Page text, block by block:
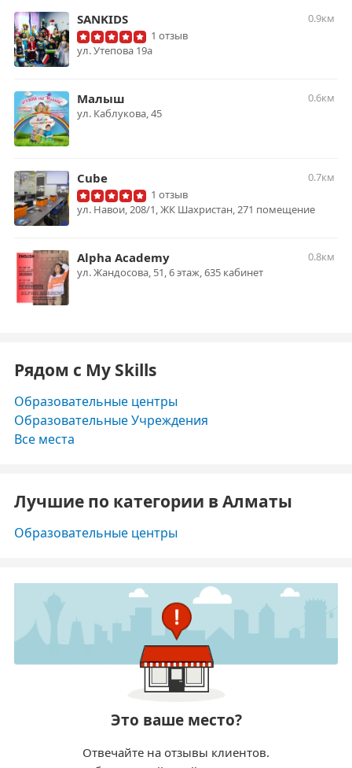
SANKIDS
0.9км
1 отзыв
ул. Утепова 19a
Малыш
0.6км
ул. Каблукова, 45
Cube
0.7км
1 отзыв
ул. Навои, 208/1, ЖК Шахристан, 271 помещение
Alpha Academy
0.8км
ул. Жандосова, 51, 6 этаж, 635 кабинет
Рядом с My Skills
Образовательные центры
Образовательные Учреждения
Все места
Лучшие по категории в Алматы
Образовательные центры
Это ваше место?
Отвечайте на отзывы клиентов.